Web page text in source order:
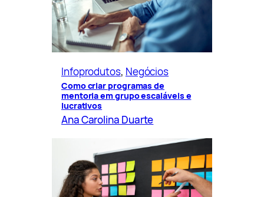
Infoprodutos, Negócios
Como criar programas de
mentoria em grupo escaláveis e
lucrativos
Ana Carolina Duarte